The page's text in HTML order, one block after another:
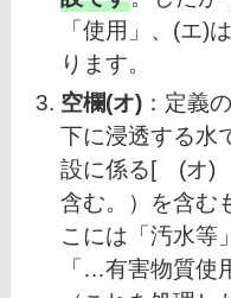
「使用」、(エ)
ります。
空欄(オ)：定義
下に浸透する水
設に係る[ (オ)
含む。）を含む
こには「汚水等
「…有害物質使